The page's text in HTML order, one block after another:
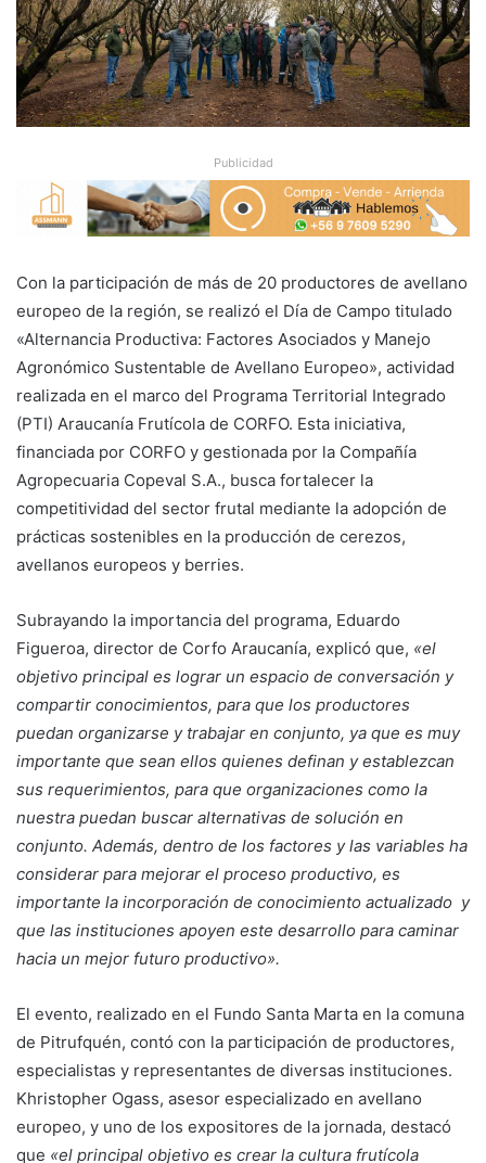
Publicidad
Con la participación de más de 20 productores de avellano
europeo de la región, se realizó el Día de Campo titulado
«Alternancia Productiva: Factores Asociados y Manejo
Agronómico Sustentable de Avellano Europeo», actividad
realizada en el marco del Programa Territorial Integrado
(PTI) Araucanía Frutícola de CORFO. Esta iniciativa,
financiada por CORFO y gestionada por la Compañía
Agropecuaria Copeval S.A., busca fortalecer la
competitividad del sector frutal mediante la adopción de
prácticas sostenibles en la producción de cerezos,
avellanos europeos y berries.
Subrayando la importancia del programa, Eduardo
Figueroa, director de Corfo Araucanía, explicó que, «el
objetivo principal es lograr un espacio de conversación y
compartir conocimientos, para que los productores
puedan organizarse y trabajar en conjunto, ya que es muy
importante que sean ellos quienes definan y establezcan
sus requerimientos, para que organizaciones como la
nuestra puedan buscar alternativas de solución en
conjunto. Además, dentro de los factores y las variables ha
considerar para mejorar el proceso productivo, es
importante la incorporación de conocimiento actualizado y
que las instituciones apoyen este desarrollo para caminar
hacia un mejor futuro productivo».
El evento, realizado en el Fundo Santa Marta en la comuna
de Pitrufquén, contó con la participación de productores,
especialistas y representantes de diversas instituciones.
Khristopher Ogass, asesor especializado en avellano
europeo, y uno de los expositores de la jornada, destacó
que «el principal objetivo es crear la cultura frutícola